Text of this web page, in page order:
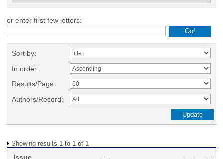
or enter first few letters:
Sort by:
In order:
Results/Page
Authors/Record:
Showing results 1 to 1 of 1
Issue